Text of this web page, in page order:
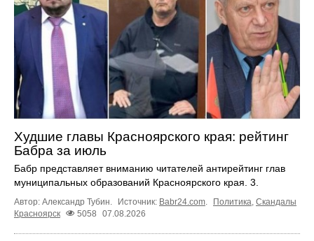
Худшие главы Красноярского края: рейтинг
Бабра за июль
Бабр представляет вниманию читателей антирейтинг глав
муниципальных образований Красноярского края. 3.
Автор: Александр Тубин. Источник: Babr24.com. Политика, Скандалы
Красноярск
5058 07.08.2026